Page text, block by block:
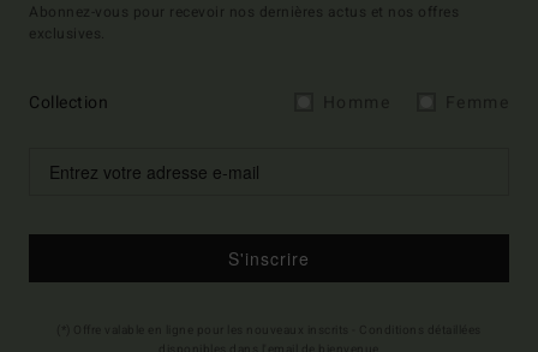
Abonnez-vous pour recevoir nos dernières actus et nos offres
exclusives.
Collection
S'inscrire